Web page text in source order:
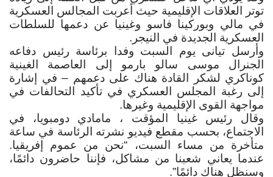
توتر العلاقات الإقليمية حيث أعربت المجالس العسكرية
في مالي وبوركينا فاسو وغينيا عن دعمها للسلطات
العسكرية الجديدة في النيجر .
وأرسل تيانى يوم السبت وفدا برئاسة رئيس دفاعه
الجنرال موسى سالو بارمو إلى العاصمة الغينية
كوناكري لشكر القادة هناك على دعمهم – في إشارة
إلى رغبة المجلس العسكري في تأكيد التحالفات في
مواجهة القوى الإقليمية وغيرها.
وقال رئيس غينيا المؤقت ، مامادي دومبويا، في
الاجتماع، بحسب مقطع فيديو نشرته الرئاسة في ساعة
متأخرة من مساء السبت، “نحن من عموم إفريقيا.
عندما يعاني شعبنا من مشاكل، فإننا حاضرون دائمًا،
وسنظل هناك دائمًا”.